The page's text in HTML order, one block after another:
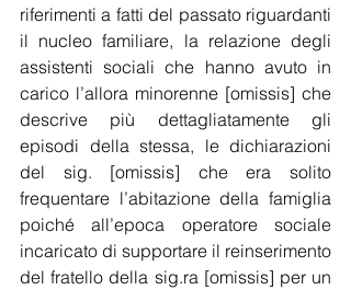
riferimenti a fatti del passato riguardanti
il nucleo familiare, la relazione degli
assistenti sociali che hanno avuto in
carico l’allora minorenne [omissis] che
descrive più dettagliatamente gli
episodi della stessa, le dichiarazioni
del sig. [omissis] che era solito
frequentare l’abitazione della famiglia
poiché all’epoca operatore sociale
incaricato di supportare il reinserimento
del fratello della sig.ra [omissis] per un